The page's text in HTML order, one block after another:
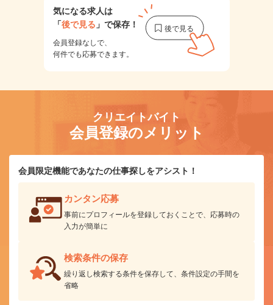
気になる求人は
「後で見る 」で保存！
会員登録なしで、
何件でも応募できます。
クリエイトバイト
会員登録のメリット
会員限定機能であなたの仕事探しをアシスト！
カンタン応募
事前にプロフィールを登録しておくことで、応募時の
入力が簡単に
検索条件の保存
繰り返し検索する条件を保存して、条件設定の手間を
省略